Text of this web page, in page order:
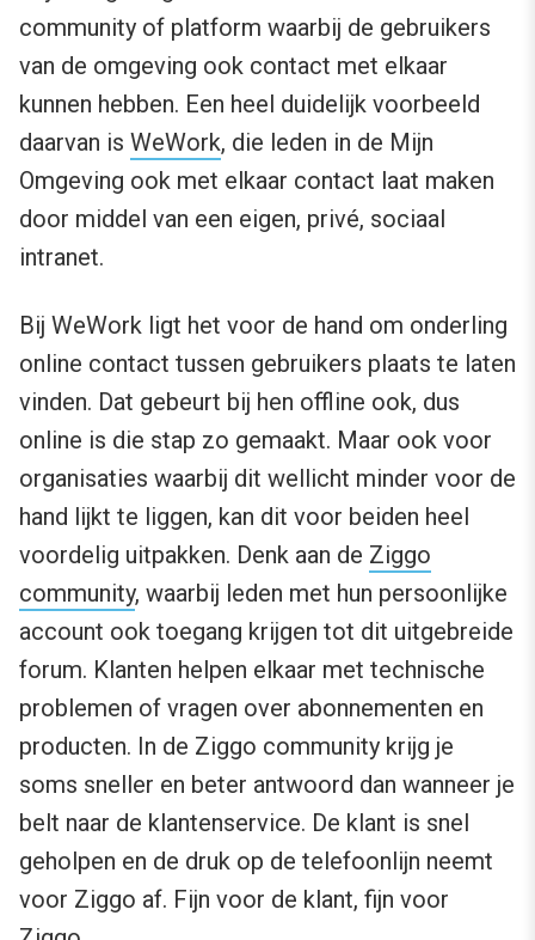
community of platform waarbij de gebruikers
van de omgeving ook contact met elkaar
kunnen hebben. Een heel duidelijk voorbeeld
daarvan is WeWork, die leden in de Mijn
Omgeving ook met elkaar contact laat maken
door middel van een eigen, privé, sociaal
intranet.
Bij WeWork ligt het voor de hand om onderling
online contact tussen gebruikers plaats te laten
vinden. Dat gebeurt bij hen offline ook, dus
online is die stap zo gemaakt. Maar ook voor
organisaties waarbij dit wellicht minder voor de
hand lijkt te liggen, kan dit voor beiden heel
voordelig uitpakken. Denk aan de Ziggo
community, waarbij leden met hun persoonlijke
account ook toegang krijgen tot dit uitgebreide
forum. Klanten helpen elkaar met technische
problemen of vragen over abonnementen en
producten. In de Ziggo community krijg je
soms sneller en beter antwoord dan wanneer je
belt naar de klantenservice. De klant is snel
geholpen en de druk op de telefoonlijn neemt
voor Ziggo af. Fijn voor de klant, fijn voor